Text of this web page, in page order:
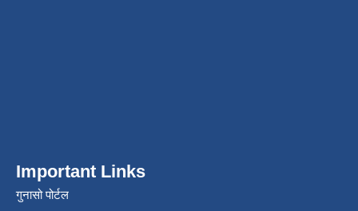
Important Links
गुनासो पोर्टल